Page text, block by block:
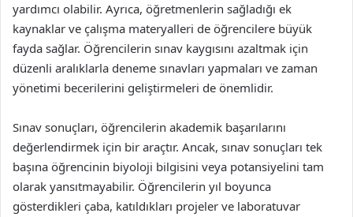
yardımcı olabilir. Ayrıca, öğretmenlerin sağladığı ek
kaynaklar ve çalışma materyalleri de öğrencilere büyük
fayda sağlar. Öğrencilerin sınav kaygısını azaltmak için
düzenli aralıklarla deneme sınavları yapmaları ve zaman
yönetimi becerilerini geliştirmeleri de önemlidir.
Sınav sonuçları, öğrencilerin akademik başarılarını
değerlendirmek için bir araçtır. Ancak, sınav sonuçları tek
başına öğrencinin biyoloji bilgisini veya potansiyelini tam
olarak yansıtmayabilir. Öğrencilerin yıl boyunca
gösterdikleri çaba, katıldıkları projeler ve laboratuvar